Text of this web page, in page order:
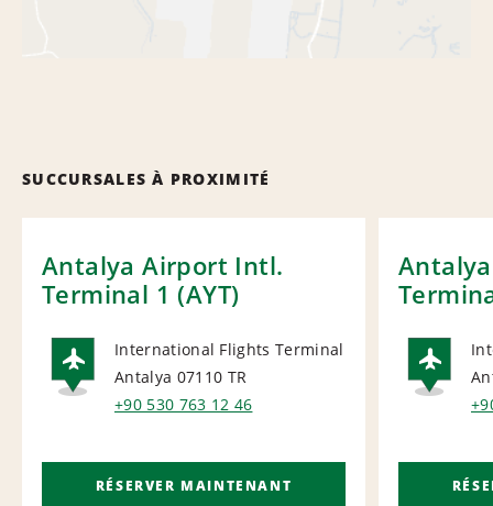
SUCCURSALES À PROXIMITÉ
Antalya Airport Intl.
Terminal 1 (AYT)
AIRPORT
International Flights Terminal
Antalya 07110 TR
+90 530 763 12 46
RÉSERVER MAINTENANT